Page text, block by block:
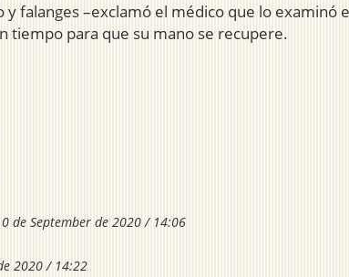
falanges –exclamó el médico que lo examinó
tiempo para que su mano se recupere.
de September de 2020 / 14:06
2020 / 14:22